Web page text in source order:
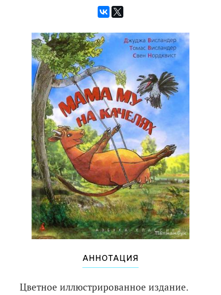
АННОТАЦИЯ
Цветное иллюстрированное издание.